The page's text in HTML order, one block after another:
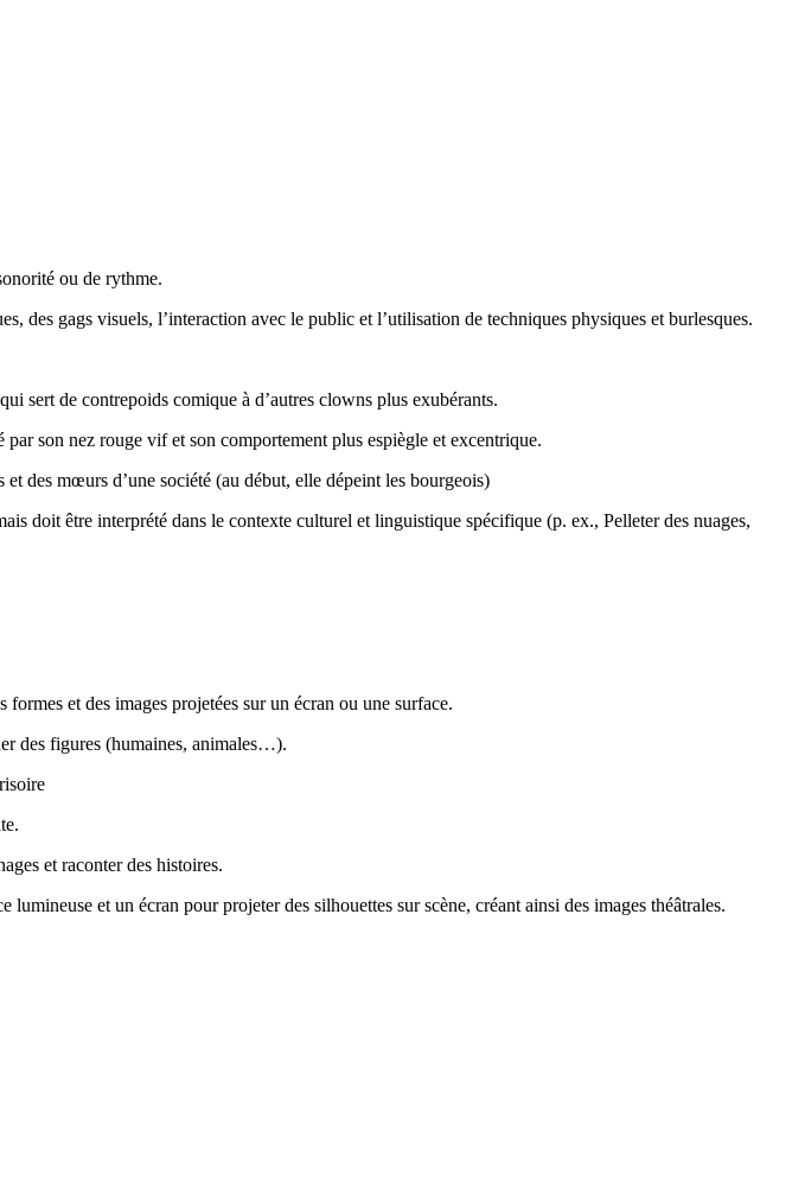
ou de rythme.
des gags visuels, l’interaction avec le public et l’utilisation de techniques physiques et burlesques.
sert de contrepoids comique à d’autres clowns plus exubérants.
son nez rouge vif et son comportement plus espiègle et excentrique.
des mœurs d’une société (au début, elle dépeint les bourgeois)
doit être interprété dans le contexte culturel et linguistique spécifique (p. ex., Pelleter des nuages,
et des images projetées sur un écran ou une surface.
des figures (humaines, animales…).
et raconter des histoires.
et un écran pour projeter des silhouettes sur scène, créant ainsi des images théâtrales.